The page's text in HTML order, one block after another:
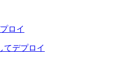
ロイ
てデプロイ